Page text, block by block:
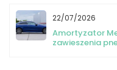
22/07/2026
Amortyzator
zawieszenia